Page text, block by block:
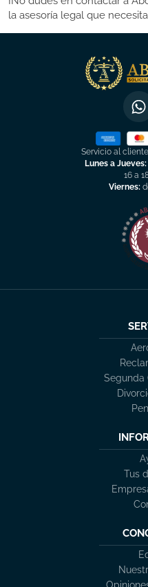
la asesoría legal que
Servicio al
Lunes a Jueves:
16 a
Viernes:
Segunda
Tus